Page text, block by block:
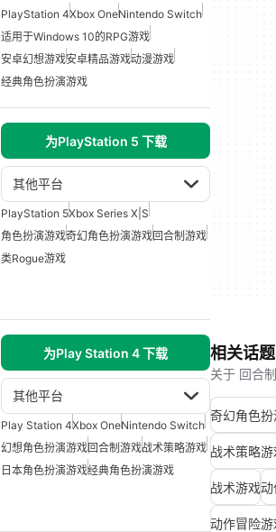
PlayStation 4Xbox OneNintendo Switch
适用于Windows 10的RPG游戏
安卓幻想游戏安卓精品游戏动漫游戏
经典角色扮演游戏
为PlayStation 5 下载
其他平台
PlayStation 5Xbox Series X|S
角色扮演游戏奇幻角色扮演游戏回合制游戏
类Rogue游戏
为Play Station 4 下载
其他平台
Play Station 4Xbox OneNintendo Switch
幻想角色扮演游戏回合制游戏战术策略游戏
日本角色扮演游戏经典角色扮演游戏
相关话题
关于 回合
奇幻角色
战术策略游
战术游戏动
动作冒险游